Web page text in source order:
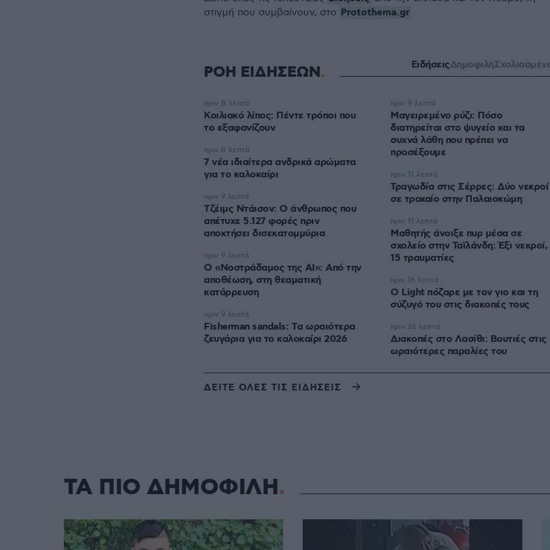
στιγμή που συμβαίνουν, στο Protothema.gr
ΡΟΗ ΕΙΔΗΣΕΩΝ ΕιδήσειςΔημοφιλή
Κοιλιακό λίπος: Πέντε τρόποι που
το εξαφανίζουν
πριν 8 λεπτά
7 νέα ιδιαίτερα ανδρικά αρώματα
για το καλοκαίρι
πριν 8 λεπτά
Τζέιμς Ντάισον: Ο άνθρωπος που
απέτυχε 5.127 φορές πριν
αποκτήσει δισεκατομμύρια
πριν 9 λεπτά
Ο «Νοστράδαμος της AI»: Από την
αποθέωση, στη θεαματική
κατάρρευση
πριν 9 λεπτά
Fisherman sandals: Tα ωραιότερα
ζευγάρια για το καλοκαίρι 2026
πριν 9 λεπτά
Μαγειρεμένο ρύζι: Πόσο
διατηρείται στο ψυγείο και τα
συχνά λάθη που πρέπει να
προσέξουμε
πριν 9 λεπτά
Τραγωδία στις Σέρρες: Δύο νεκροί
σε τροχαίο στην Παλαιοκώμη
πριν 11 λεπτά
Μαθητής άνοιξε πυρ μέσα σε
σχολείο στην Ταϊλάνδη: Έξι νεκροί,
15 τραυματίες
πριν 11 λεπτά
Ο Light πόζαρε με τον γιο και τη
σύζυγό του στις διακοπές τους
πριν 16 λεπτά
Διακοπές στο Λασίθι: Βουτιές στις
ωραιότερες παραλίες του
πριν 26 λεπτά
ΔΕΙΤΕ ΟΛΕΣ ΤΙΣ ΕΙΔΗΣΕΙΣ
ΤΑ ΠΙΟ ΔΗΜΟΦΙΛΗ